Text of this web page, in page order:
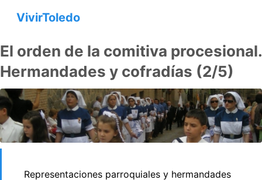
VivirToledo
El orden de la comitiva procesional.
Hermandades y cofradías (2/5)
Representaciones parroquiales y hermandades